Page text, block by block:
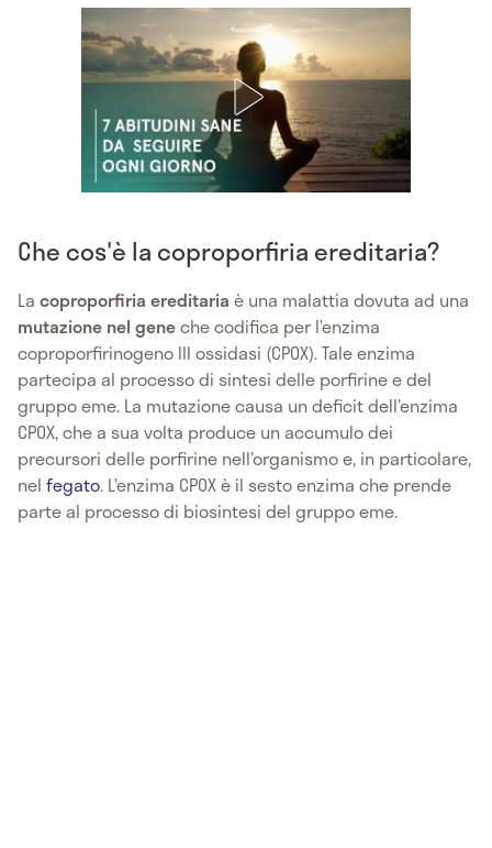
Che cos'è la coproporfiria ereditaria?
La coproporfiria ereditaria è una malattia dovuta ad una
mutazione nel geneche codifica per l’enzima
coproporfirinogeno III ossidasi (CPOX). Tale enzima
partecipa al processo di sintesi delle porfirine e del
gruppo eme. La mutazione causa un deficit dell’enzima
CPOX, che a sua volta produce un accumulo dei
precursori delle porfirine nell’organismo e, in particolare,
nel fegato. L’enzima CPOX è il sesto enzima che prende
parte al processo di biosintesi del gruppo eme.